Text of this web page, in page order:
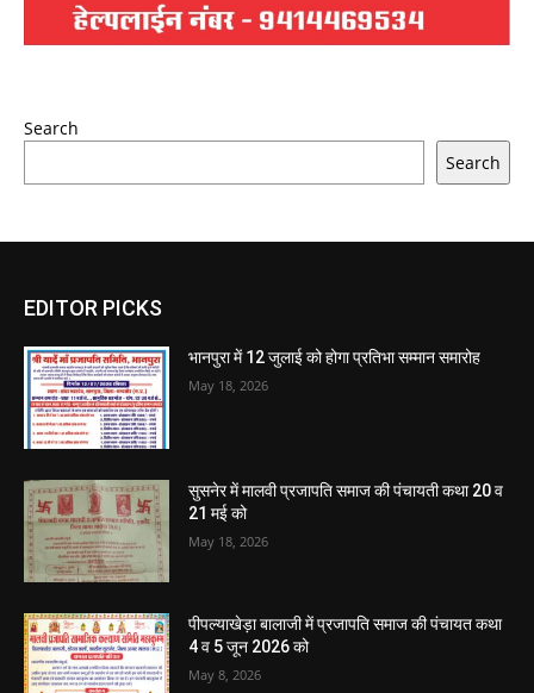
Search
Search
EDITOR PICKS
भानपुरा में 12 जुलाई को होगा प्रतिभा सम्मान समारोह
May 18, 2026
सुसनेर में मालवी प्रजापति समाज की पंचायती कथा 20 व
21 मई को
May 18, 2026
पीपल्याखेड़ा बालाजी में प्रजापति समाज की पंचायत कथा
4 व 5 जून 2026 को
May 8, 2026